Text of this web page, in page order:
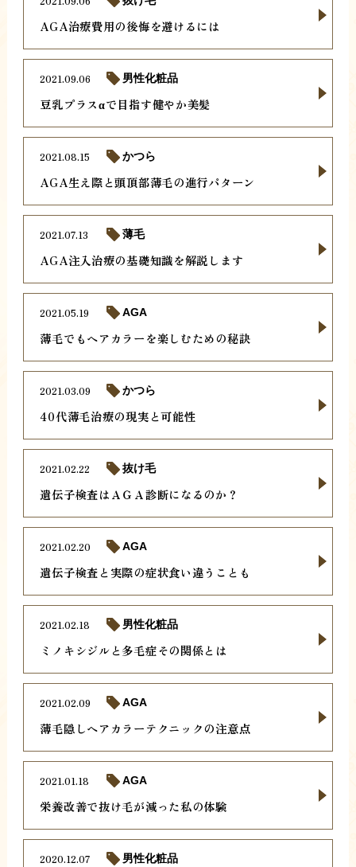
AGA治療費用の後悔を避けるには
豆乳プラスαで目指す健やか美髪
2021.09.06 男性化粧品
AGA生え際と頭頂部薄毛の進行パターン
2021.08.15 かつら
AGA注入治療の基礎知識を解説します
2021.07.13 薄毛
薄毛でもヘアカラーを楽しむための秘訣
2021.05.19 AGA
40代薄毛治療の現実と可能性
2021.03.09 かつら
遺伝子検査はＡＧＡ診断になるのか？
2021.02.22 抜け毛
遺伝子検査と実際の症状食い違うことも
2021.02.20 AGA
ミノキシジルと多毛症その関係とは
2021.02.18 男性化粧品
薄毛隠しヘアカラーテクニックの注意点
2021.02.09 AGA
栄養改善で抜け毛が減った私の体験
2021.01.18 AGA
2020.12.07 男性化粧品